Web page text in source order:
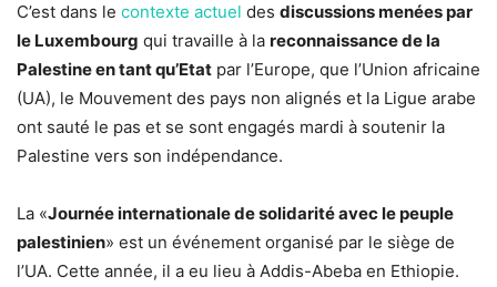
C’est dans le contexte actuel des discussions menées par
le Luxembourg qui travaille à la reconnaissance de la
Palestine en tant qu’Etat par l’Europe, que l’Union africaine
(UA), le Mouvement des pays non alignés et la Ligue arabe
ont sauté le pas et se sont engagés mardi à soutenir la
Palestine vers son indépendance.
La «Journée internationale de solidarité avec le peuple
palestinien» est un événement organisé par le siège de
l’UA. Cette année, il a eu lieu à Addis-Abeba en Ethiopie.